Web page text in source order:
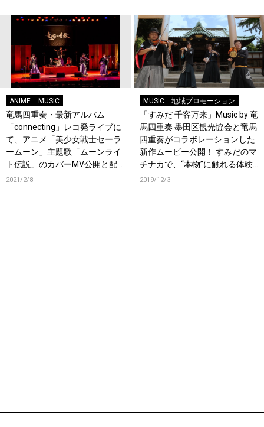
ANIME MUSIC
竜馬四重奏・最新アルバム
「connecting」レコ発ライブに
て、アニメ「美少女戦士セーラ
ームーン」主題歌「ムーンライ
ト伝説」のカバーMV公開と配
信限定シングルを発表
2021/2/8
MUSIC 地域プロモーション
「すみだ 千客万来」Music by 竜
馬四重奏 墨田区観光協会と竜馬
四重奏がコラボレーションした
新作ムービー公開！ すみだのマ
チナカで、“本物”に触れる体験
を促すミュージックビデオ。
2019/12/3